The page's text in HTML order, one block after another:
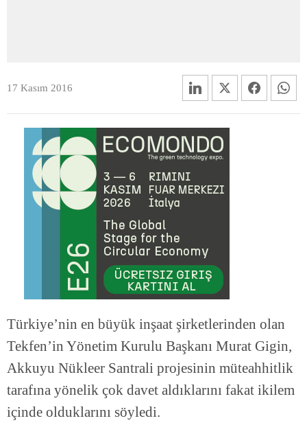
17 Kasım 2016
Türkiye’nin en büyük inşaat şirketlerinden olan
Tekfen’in Yönetim Kurulu Başkanı Murat Gigin,
Akkuyu Nükleer Santrali projesinin müteahhitlik
tarafına yönelik çok davet aldıklarını fakat ikilem
içinde olduklarını söyledi.